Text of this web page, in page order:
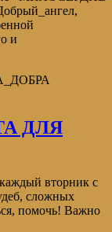
и
ДЛЯ
вторник с
сложных
помочь! Важно